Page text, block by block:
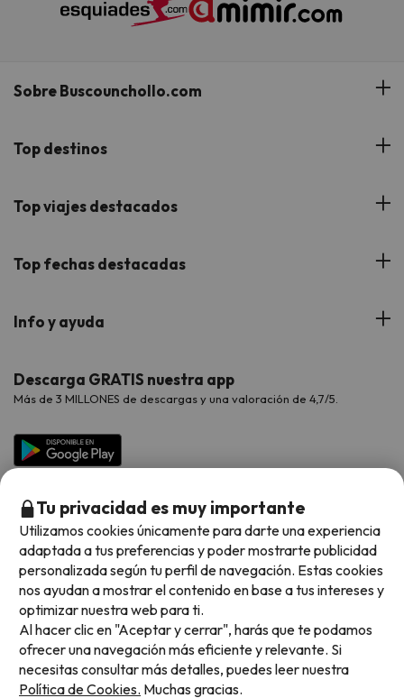
Sobre Buscounchollo.com
¿Quiénes somos?
Buscounchollo en los medios
Proveedores
Viajes para grupos
Top destinos
Hoteles Andalucía
Hoteles Cataluña
Hoteles Galicia
Hoteles Salou
Top viajes destacados
Viajes con Niños
Viajes de Novios
Chollos con Todo Incluido
Chollos en la playa
Hoteles con toboganes
Selección de la Newsletter
Los favoritos de nuestros clientes
Top fechas destacadas
Verano
Vacaciones en Agosto
Vacaciones en Octubre
Vacaciones en Noviembre
Info y ayuda
Contáctanos
Preguntas frecuentes
Descarga GRATIS nuestra app
Más de 3 MILLONES de descargas y una valoración de 4,7/5.
Métodos de pago disponibles
Tu privacidad es muy importante
Utilizamos cookies únicamente para darte una experiencia
adaptada a tus preferencias y poder mostrarte publicidad
personalizada según tu perfil de navegación. Estas cookies
nos ayudan a mostrar el contenido en base a tus intereses y
optimizar nuestra web para ti.
Al hacer clic en "Aceptar y cerrar", harás que te podamos
ofrecer una navegación más eficiente y relevante. Si
necesitas consultar más detalles, puedes leer nuestra
Política de Cookies. Muchas gracias.